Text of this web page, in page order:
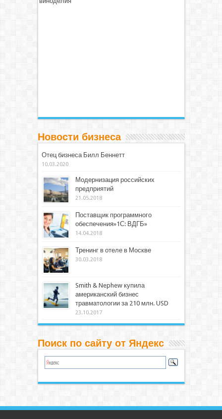
Новости бизнеса
Отец бизнеса Билл Беннетт
10.03.2020
Модернизация российских
предприятий
21.05.2018
Поставщик программного
обеспечения»1С: ВДГБ»
14.04.2018
Тренинг в отеле в Москве
30.03.2018
Smith & Nephew купила
американский бизнес
травматологии за 210 млн. USD
23.10.2017
Поиск по сайту от Яндекс